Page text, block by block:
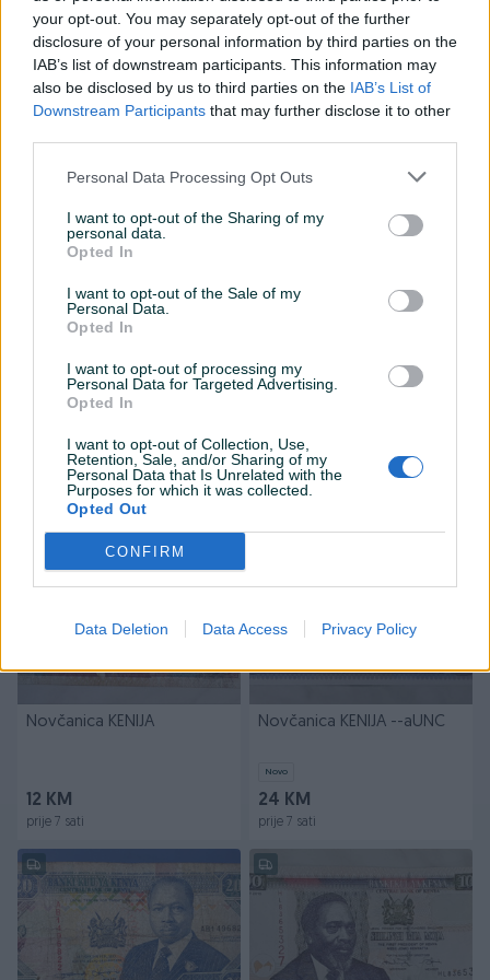
your opt-out. You may separately opt-out of the further
disclosure of your personal information by third parties on the
IAB’s list of downstream participants. This information may
also be disclosed by us to third parties on the IAB’s List of
Downstream Participants that may further disclose it to other
Personal Data Processing Opt Outs
I want to opt-out of the Sharing of my
personal data.
Opted In
I want to opt-out of the Sale of my
Personal Data.
Opted In
I want to opt-out of processing my
Personal Data for Targeted Advertising.
Opted In
I want to opt-out of Collection, Use,
Retention, Sale, and/or Sharing of my
Personal Data that Is Unrelated with the
Purposes for which it was collected.
Opted Out
CONFIRM
Data Deletion Data Access Privacy Policy
Novčanica TANZANIJA
prije 7 sati
Novčanice KENIJA
prije 7 sati
Novčanice KENIJA--UNC
Na upit
prije 7 sati
Novo
17 KM
Novčanica KENIJA
12 KM
prije 7 sati
Novčanica KENIJA --aUNC
Novo
24 KM
prije 7 sati